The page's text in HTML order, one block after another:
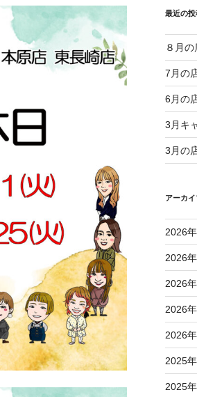
最近の投
８月の
7月の
6月の
3月キ
3月の
アーカイ
2026
2026
2026
2026
2026
2025
2025